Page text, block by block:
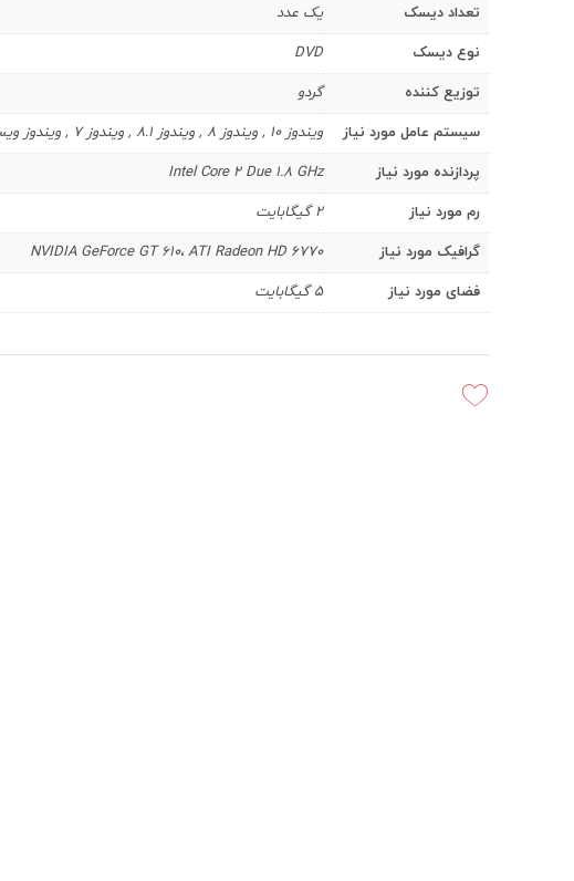
تعداد دیسک
یک عدد
نوع دیسک
DVD
توزیع کننده
گردو
سیستم عامل مورد نیاز
ویندوز 10 , ویندوز 8 , ویندوز 8.1 , ویندوز 7 , ویندوز ویستا , ویندوز XP
پردازنده مورد نیاز
Intel Core 2 Due 1.8 GHz
رم مورد نیاز
2 گیگابایت
گرافیک مورد نیاز
NVIDIA GeForce GT 610، ATI Radeon HD 6770
فضای مورد نیاز
5 گیگابایت